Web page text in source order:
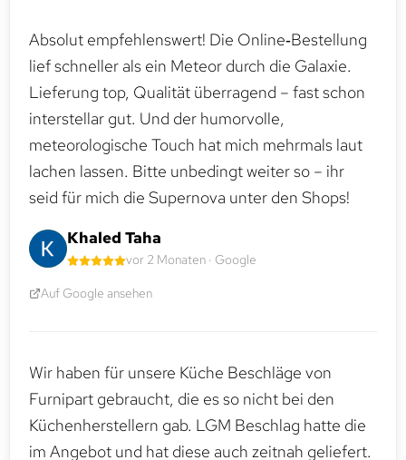
Absolut empfehlenswert! Die Online‑Bestellung
lief schneller als ein Meteor durch die Galaxie.
Lieferung top, Qualität überragend – fast schon
interstellar gut. Und der humorvolle,
meteorologische Touch hat mich mehrmals laut
lachen lassen. Bitte unbedingt weiter so – ihr
seid für mich die Supernova unter den Shops!
Khaled Taha
vor 2 Monaten · Google
Auf Google ansehen
Wir haben für unsere Küche Beschläge von
Furnipart gebraucht, die es so nicht bei den
Küchenherstellern gab. LGM Beschlag hatte die
im Angebot und hat diese auch zeitnah geliefert.